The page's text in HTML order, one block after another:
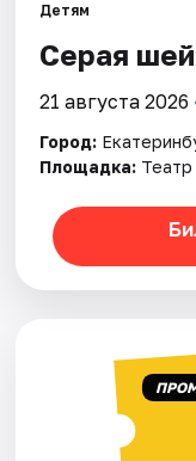
Детям
Серая
21 августа 2026
Город:
Площадка: Театр